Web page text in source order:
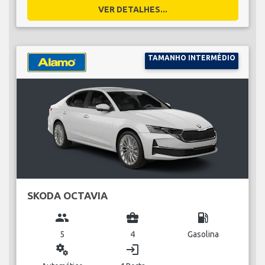
VER DETALHES...
TAMANHO INTERMÉDIO
SKODA OCTAVIA
group
5
business_center
4
local_gas_station
Gasolina
miscellaneous_services login